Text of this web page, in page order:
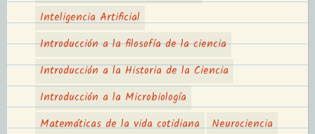
Inteligencia Artificial
Introducción a la filosofía de la ciencia
Introducción a la Historia de la Ciencia
Introducción a la Microbiología
Matemáticas de la vida cotidiana
Neurociencia